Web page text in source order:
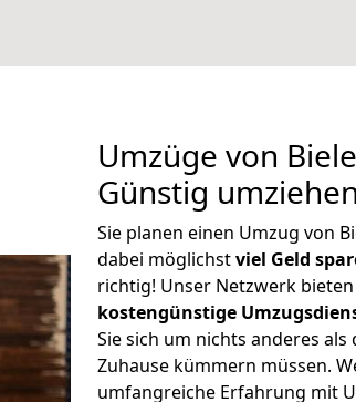
Umzüge von
Günstig umziehen
Sie planen einen Umzug von
dabei möglichstviel Geld
richtig! Unser Netzwerk
kostengünstige
Sie sich um nichts anderes
Zuhause kümmern müssen.
umfangreiche Erfahrung mit